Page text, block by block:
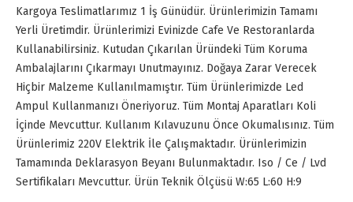
Kargoya Teslimatlarımız 1 İş Günüdür. Ürünlerimizin Tamamı
Yerli Üretimdir. Ürünlerimizi Evinizde Cafe Ve Restoranlarda
Kullanabilirsiniz. Kutudan Çıkarılan Üründeki Tüm Koruma
Ambalajlarını Çıkarmayı Unutmayınız. Doğaya Zarar Verecek
Hiçbir Malzeme Kullanılmamıştır. Tüm Ürünlerimizde Led
Ampul Kullanmanızı Öneriyoruz. Tüm Montaj Aparatları Koli
İçinde Mevcuttur. Kullanım Kılavuzunu Önce Okumalısınız. Tüm
Ürünlerimiz 220V Elektrik İle Çalışmaktadır. Ürünlerimizin
Tamamında Deklarasyon Beyanı Bulunmaktadır. Iso / Ce / Lvd
Sertifikaları Mevcuttur. Ürün Teknik Ölçüsü W:65 L:60 H:9